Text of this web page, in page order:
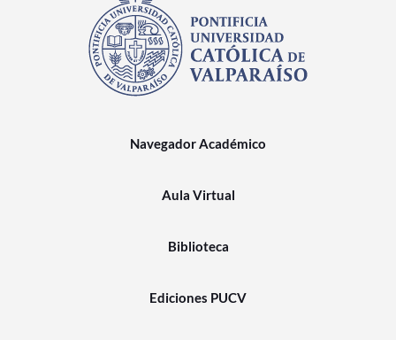
Navegador Académico
Aula Virtual
Biblioteca
Ediciones PUCV